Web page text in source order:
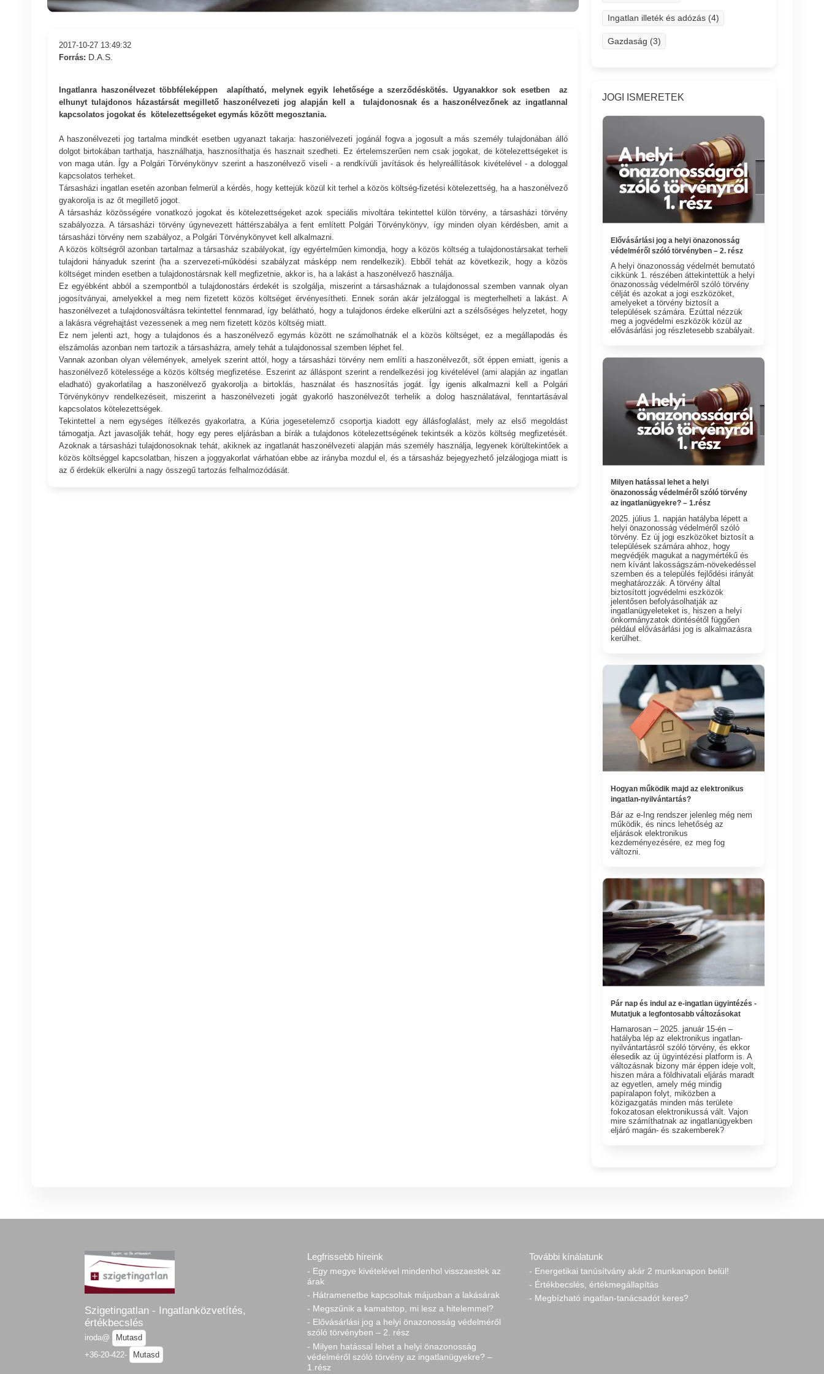
2017-10-27 13:49:32
Forrás: D.A.S.
Ingatlanra haszonélvezet többféleképpen alapítható, melynek egyik lehetősége a szerződéskötés. Ugyanakkor sok esetben az
elhunyt tulajdonos házastársát megillető haszonélvezeti jog alapján kell a tulajdonosnak és a haszonélvezőnek az ingatlannal
kapcsolatos jogokat és kötelezettségeket egymás között megosztania.
A haszonélvezeti jog tartalma mindkét esetben ugyanazt takarja: haszonélvezeti jogánál fogva a jogosult a más személy tulajdonában álló
dolgot birtokában tarthatja, használhatja, hasznosíthatja és hasznait szedheti. Ez értelemszerűen nem csak jogokat, de kötelezettségeket is
von maga után. Így a Polgári Törvénykönyv szerint a haszonélvező viseli - a rendkívüli javítások és helyreállítások kivételével - a dologgal
kapcsolatos terheket.
Társasházi ingatlan esetén azonban felmerül a kérdés, hogy kettejük közül kit terhel a közös költség-fizetési kötelezettség, ha a haszonélvező
gyakorolja is az őt megillető jogot.
A társasház közösségére vonatkozó jogokat és kötelezettségeket azok speciális mivoltára tekintettel külön törvény, a társasházi törvény
szabályozza. A társasházi törvény úgynevezett háttérszabálya a fent említett Polgári Törvénykönyv, így minden olyan kérdésben, amit a
társasházi törvény nem szabályoz, a Polgári Törvénykönyvet kell alkalmazni.
A közös költségről azonban tartalmaz a társasház szabályokat, így egyértelműen kimondja, hogy a közös költség a tulajdonostársakat terheli
tulajdoni hányaduk szerint (ha a szervezeti-működési szabályzat másképp nem rendelkezik). Ebből tehát az következik, hogy a közös
költséget minden esetben a tulajdonostársnak kell megfizetnie, akkor is, ha a lakást a haszonélvező használja.
Ez egyébként abból a szempontból a tulajdonostárs érdekét is szolgálja, miszerint a társasháznak a tulajdonossal szemben vannak olyan
jogosítványai, amelyekkel a meg nem fizetett közös költséget érvényesítheti. Ennek során akár jelzáloggal is megterhelheti a lakást. A
haszonélvezet a tulajdonosváltásra tekintettel fennmarad, így belátható, hogy a tulajdonos érdeke elkerülni azt a szélsőséges helyzetet, hogy
a lakásra végrehajtást vezessenek a meg nem fizetett közös költség miatt.
Ez nem jelenti azt, hogy a tulajdonos és a haszonélvező egymás között ne számolhatnák el a közös költséget, ez a megállapodás és
elszámolás azonban nem tartozik a társasházra, amely tehát a tulajdonossal szemben léphet fel.
Vannak azonban olyan vélemények, amelyek szerint attól, hogy a társasházi törvény nem említi a haszonélvezőt, sőt éppen emiatt, igenis a
haszonélvező kötelessége a közös költség megfizetése. Eszerint az álláspont szerint a rendelkezési jog kivételével (ami alapján az ingatlan
eladható) gyakorlatilag a haszonélvező gyakorolja a birtoklás, használat és hasznosítás jogát. Így igenis alkalmazni kell a Polgári
Törvénykönyv rendelkezéseit, miszerint a haszonélvezeti jogát gyakorló haszonélvezőt terhelik a dolog használatával, fenntartásával
kapcsolatos kötelezettségek.
Tekintettel a nem egységes ítélkezés gyakorlatra, a Kúria jogesetelemző csoportja kiadott egy állásfoglalást, mely az első megoldást
támogatja. Azt javasolják tehát, hogy egy peres eljárásban a bírák a tulajdonos kötelezettségének tekintsék a közös költség megfizetését.
Azoknak a társasházi tulajdonosoknak tehát, akiknek az ingatlanát haszonélvezeti alapján más személy használja, legyenek körültekintőek a
közös költséggel kapcsolatban, hiszen a joggyakorlat várhatóan ebbe az irányba mozdul el, és a társasház bejegyezhető jelzálogjoga miatt is
az ő érdekük elkerülni a nagy összegű tartozás felhalmozódását.
Ingatlan illeték és adózás (4)
Gazdaság (3)
JOGI ISMERETEK
Elővásárlási jog a helyi önazonosság
védelméről szóló törvényben – 2. rész
A helyi önazonosság védelmét bemutató
cikkünk 1. részében áttekintettük a helyi
önazonosság védelméről szóló törvény
célját és azokat a jogi eszközöket,
amelyeket a törvény biztosít a
települések számára. Ezúttal nézzük
meg a jogvédelmi eszközök közül az
elővásárlási jog részletesebb szabályait.
Milyen hatással lehet a helyi
önazonosság védelméről szóló törvény
az ingatlanügyekre? – 1.rész
2025. július 1. napján hatályba lépett a
helyi önazonosság védelméről szóló
törvény. Ez új jogi eszközöket biztosít a
települések számára ahhoz, hogy
megvédjék magukat a nagymértékű és
nem kívánt lakosságszám-növekedéssel
szemben és a település fejlődési irányát
meghatározzák. A törvény által
biztosított jogvédelmi eszközök
jelentősen befolyásolhatják az
ingatlanügyeleteket is, hiszen a helyi
önkormányzatok döntésétől függően
például elővásárlási jog is alkalmazásra
kerülhet.
Hogyan működik majd az elektronikus
ingatlan-nyilvántartás?
Bár az e-Ing rendszer jelenleg még nem
működik, és nincs lehetőség az
eljárások elektronikus
kezdeményezésére, ez meg fog
változni.
Pár nap és indul az e-ingatlan ügyintézés -
Mutatjuk a legfontosabb változásokat
Hamarosan – 2025. január 15-én –
hatályba lép az elektronikus ingatlan-
nyilvántartásról szóló törvény, és ekkor
élesedik az új ügyintézési platform is. A
változásnak bizony már éppen ideje volt,
hiszen mára a földhivatali eljárás maradt
az egyetlen, amely még mindig
papíralapon folyt, miközben a
közigazgatás minden más területe
fokozatosan elektronikussá vált. Vajon
mire számíthatnak az ingatlanügyekben
eljáró magán- és szakemberek?
Szigetingatlan - Ingatlanközvetítés,
értékbecslés
iroda@
Mutasd
+36-20-422-
Mutasd
Legfrissebb híreink
- Egy megye kivételével mindenhol visszaestek az
árak
- Hátramenetbe kapcsoltak májusban a lakásárak
- Megszűnik a kamatstop, mi lesz a hitelemmel?
- Elővásárlási jog a helyi önazonosság védelméről
szóló törvényben – 2. rész
- Milyen hatással lehet a helyi önazonosság
védelméről szóló törvény az ingatlanügyekre? –
1.rész
További kínálatunk
- Energetikai tanúsítvány akár 2 munkanapon belül!
- Értékbecslés, értékmegállapítás
- Megbízható ingatlan-tanácsadót keres?